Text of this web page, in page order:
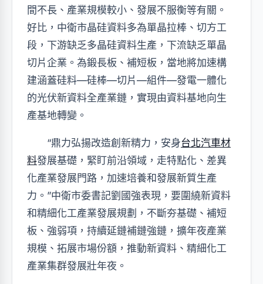
間不長、產業規模較小、發展不服衡等有關。
好比，中衛市晶硅資料多為單晶拉棒、切方工
段，下游缺乏多晶硅資料生產，下流缺乏單晶
切片企業。為鍛長板、補短板，當地將加速構
建涵蓋硅料—硅棒—切片—組件—發電一體化
的光伏新資料全產業鏈，實現由資料基地向生
產基地轉變。
“鼎力弘揚改造創新精力，安身台北汽車材
料發展基礎，緊盯前沿領域，走特點化、差異
化產業發展門路，加速培養和發展新質生產
力。”中衛市委書記劉國強表現，要圍繞新資料
和精細化工產業發展規劃，不斷夯基礎、補短
板、強弱項，持續延鏈補鏈強鏈，擴年夜產業
規模、拓展市場份額，推動新資料、精細化工
產業集群發展壯年夜。